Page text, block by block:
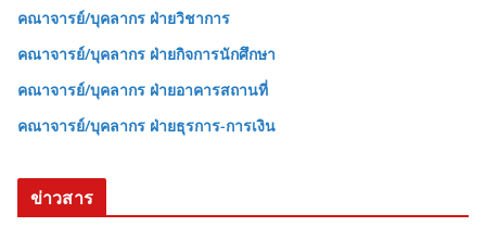
คณาจารย์/บุคลากร ฝ่ายวิชาการ
คณาจารย์/บุคลากร ฝ่ายกิจการนักศึกษา
คณาจารย์/บุคลากร ฝ่ายอาคารสถานที่
คณาจารย์/บุคลากร ฝ่ายธุรการ-การเงิน
ข่าวสาร